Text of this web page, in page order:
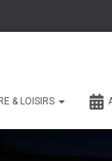
& LOISIRS